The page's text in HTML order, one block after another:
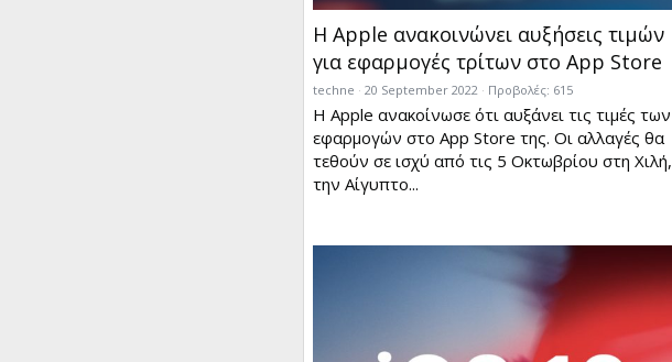
Η Apple ανακοινώνει αυξήσεις τιμών
για εφαρμογές τρίτων στο App Store
techne 20 September 2022 Προβολές: 615
Η Apple ανακοίνωσε ότι αυξάνει τις τιμές των
εφαρμογών στο App Store της. Οι αλλαγές θα
τεθούν σε ισχύ από τις 5 Οκτωβρίου στη Χιλή,
την Αίγυπτο...